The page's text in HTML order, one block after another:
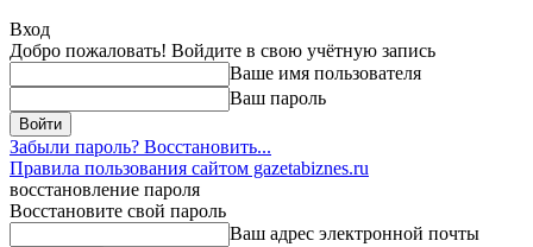
Вход
Добро пожаловать! Войдите в свою учётную запись
Ваше имя пользователя
Ваш пароль
Забыли пароль? Восстановить...
Правила пользования сайтом gazetabiznes.ru
восстановление пароля
Восстановите свой пароль
Ваш адрес электронной почты